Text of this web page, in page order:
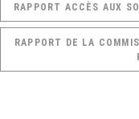
RAPPORT ACCÈS AUX
RAPPORT DE LA